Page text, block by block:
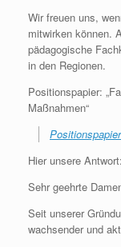
Wir freuen uns,
mitwirken können.
pädagogische
in den Regionen.
Positionspapier:
Maßnahmen“
Hier unsere Antwort:
Sehr geehrte
Seit unserer
wachsender und